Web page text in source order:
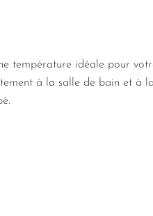
température idéale pour
à la salle de bain et à